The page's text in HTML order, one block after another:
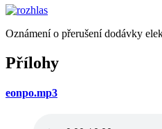
Oznámení o přerušení dodávky
Přílohy
eonpo.mp3